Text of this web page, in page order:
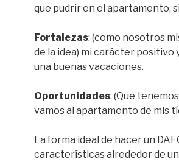
que pudrir en el apartamento,
Fortalezas: (como nosotros
de la idea) mi carácter positivo
una buenas vacaciones.
Oportunidades: (Que
vamos al apartamento de mis
La forma ideal de hacer un
características alrededor de